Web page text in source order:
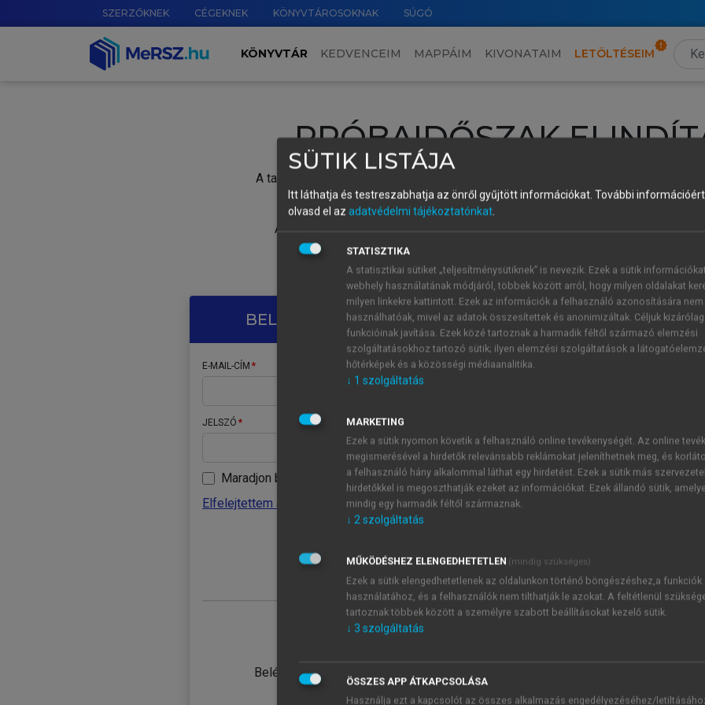
SZERZŐKNEK CÉGEKNEK KÖNYVTÁROSOKNAK SÚGÓ
KÖNYVTÁR KEDVENCEIM MAPPÁIM KIVONATAIM LETÖLTÉSEIM
PRÓBAIDŐSZAK
A tartalom megtekintéséhez lépj be a saját fiókoddal, iskolai azonosítóddal vagy
Új felhasználóként1 óra díjmentes hozzáférésrevagy
A próbaidőszak elindításához,
vagy hozz
A regisztráció után a
BELÉPÉS SAJÁT FIÓKKAL
E-MAIL-CÍM
JELSZÓ
Maradjon belépve
Elfelejtettem a jelszavamat
Belépés intézményi azonosítóval
ÚJ FIÓK
1 óra
JELSZÓ
Kérek értesítést a MeRSZ
Kérek értesítést az
SÜTIK LISTÁJA
Itt láthatja és testreszabhatja az önről gyűjtött információkat. További
olvasd el az adatvédelmi tájékoztatónkat.
STATISZTIKA
A statisztikai sütiket „teljesítménysütiknek” is nevezik. Ezek a sütik
webhely használatának módjáról, többek között arról, hogy milyen oldalakat
milyen linkekre kattintott. Ezek az információk a felhasználó azonosítására nem
használhatóak, mivel az adatok összesítettek és anonimizáltak. Céljuk
funkcióinak javítása. Ezek közé tartoznak a harmadik féltől származó elemzési
szolgáltatásokhoz tartozó sütik; ilyen elemzési szolgáltatások a
hőtérképek és a közösségi médiaanalitika.
↓ 1 szolgáltatás
MARKETING
Ezek a sütik nyomon követik a felhasználó online tevékenységét. Az online
megismerésével a hirdetők relevánsabb reklámokat jeleníthetnek meg, és
a felhasználó hány alkalommal láthat egy hirdetést. Ezek a sütik más
hirdetőkkel is megoszthatják ezeket az információkat. Ezek állandó sütik,
mindig egy harmadik féltől származnak.
↓ 2szolgáltatás
MŰKÖDÉSHEZ ELENGEDHETETLEN (mindig szükséges)
Ezek a sütik elengedhetetlenek az oldalunkon történő böngészéshez,a funkciók
használatához, és a felhasználók nem tilthatják le azokat. A feltétlenül
tartoznak többek között a személyre szabott beállításokat kezelő sütik.
↓ 3 szolgáltatás
ÖSSZES APP ÁTKAPCSOLÁSA
Használja ezt a kapcsolót az összes alkalmazás engedélyezéséhez/